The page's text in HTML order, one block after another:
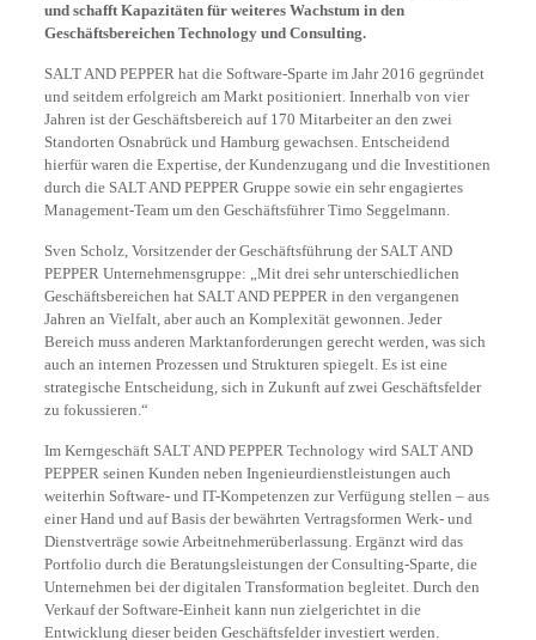
und schafft Kapazitäten für weiteres Wachstum in den
Geschäftsbereichen Technology und Consulting.
SALT AND PEPPER hat die Software-Sparte im Jahr 2016 gegründet
und seitdem erfolgreich am Markt positioniert. Innerhalb von vier
Jahren ist der Geschäftsbereich auf 170 Mitarbeiter an den zwei
Standorten Osnabrück und Hamburg gewachsen. Entscheidend
hierfür waren die Expertise, der Kundenzugang und die Investitionen
durch die SALT AND PEPPER Gruppe sowie ein sehr engagiertes
Management-Team um den Geschäftsführer Timo Seggelmann.
Sven Scholz, Vorsitzender der Geschäftsführung der SALT AND
PEPPER Unternehmensgruppe: „Mit drei sehr unterschiedlichen
Geschäftsbereichen hat SALT AND PEPPER in den vergangenen
Jahren an Vielfalt, aber auch an Komplexität gewonnen. Jeder
Bereich muss anderen Marktanforderungen gerecht werden, was sich
auch an internen Prozessen und Strukturen spiegelt. Es ist eine
strategische Entscheidung, sich in Zukunft auf zwei Geschäftsfelder
zu fokussieren.“
Im Kerngeschäft SALT AND PEPPER Technology wird SALT AND
PEPPER seinen Kunden neben Ingenieurdienstleistungen auch
weiterhin Software- und IT-Kompetenzen zur Verfügung stellen – aus
einer Hand und auf Basis der bewährten Vertragsformen Werk- und
Dienstverträge sowie Arbeitnehmerüberlassung. Ergänzt wird das
Portfolio durch die Beratungsleistungen der Consulting-Sparte, die
Unternehmen bei der digitalen Transformation begleitet. Durch den
Verkauf der Software-Einheit kann nun zielgerichtet in die
Entwicklung dieser beiden Geschäftsfelder investiert werden.